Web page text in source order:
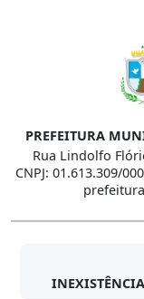
PREFEITURA
Rua Lindolfo
CNPJ: 01.613.309/